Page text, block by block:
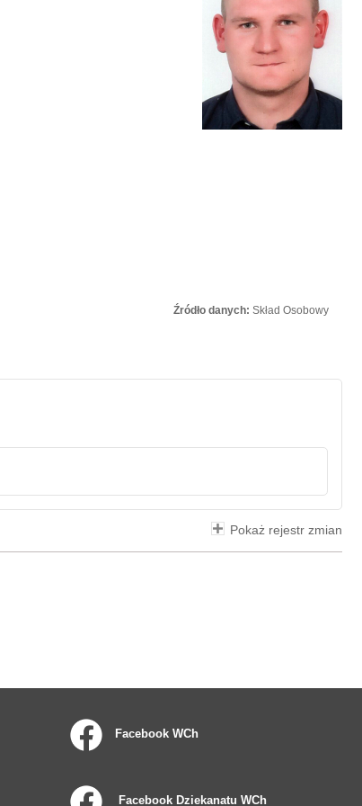
Źródło danych: Skład Osobowy
Pokaż rejestr zmian
Facebook WCh
Facebook Dziekanatu WCh